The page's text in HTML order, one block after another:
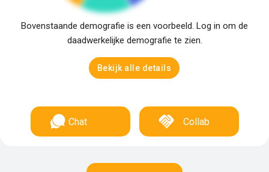
Bovenstaande demografie is een voorbeeld. Log in om de
daadwerkelijke demografie te zien.
Bekijk alle details
Chat Collab